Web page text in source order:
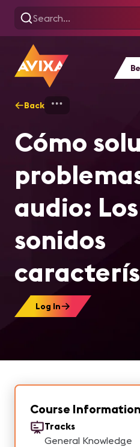
Back
Cómo
audio: Los
sonidos
Log In
Course Information
Tracks
General Knowledge